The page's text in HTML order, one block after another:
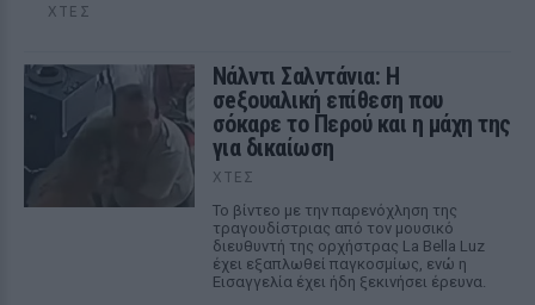
ΧΤΕΣ
Νάλντι Σαλντάνια: Η
σeξουαλική επίθεση που
σόκαρε το Περού και η μάχη της
για δικαίωση
ΧΤΕΣ
Το βίντεο με την παρενόχληση της
τραγουδίστριας από τον μουσικό
διευθυντή της ορχήστρας La Bella Luz
έχει εξαπλωθεί παγκοσμίως, ενώ η
Εισαγγελία έχει ήδη ξεκινήσει έρευνα.